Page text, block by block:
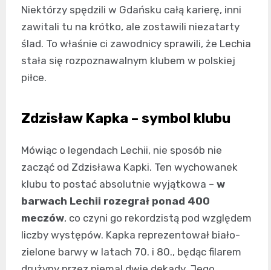
Niektórzy spędzili w Gdańsku całą karierę, inni
zawitali tu na krótko, ale zostawili niezatarty
ślad. To właśnie ci zawodnicy sprawili, że Lechia
stała się rozpoznawalnym klubem w polskiej
piłce.
Zdzisław Kapka – symbol klubu
Mówiąc o legendach Lechii, nie sposób nie
zacząć od Zdzisława Kapki. Ten wychowanek
klubu to postać absolutnie wyjątkowa – w
barwach Lechii rozegrał ponad 400
meczów, co czyni go rekordzistą pod względem
liczby występów. Kapka reprezentował biało-
zielone barwy w latach 70. i 80., będąc filarem